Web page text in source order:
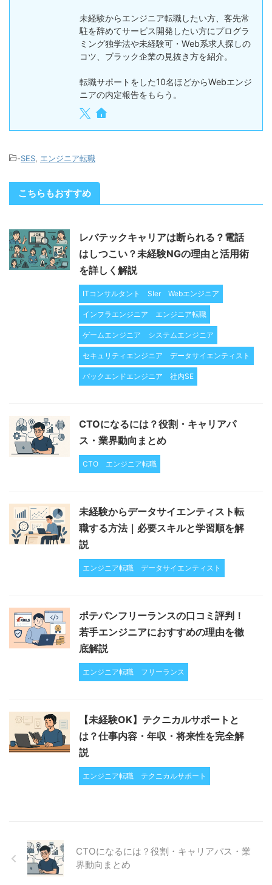
未経験からエンジニア転職したい方、客先常
駐を辞めてサービス開発したい方にプログラ
ミング独学法や未経験可・Web系求人探しの
コツ、ブラック企業の見抜き方を紹介。
転職サポートをした10名ほどからWebエンジ
ニアの内定報告をもらう。
-SES, エンジニア転職
こちらもおすすめ
レバテックキャリアは断られる？電話
はしつこい？未経験NGの理由と活用術
を詳しく解説
ITコンサルタント SIer Webエンジニア
インフラエンジニア エンジニア転職
ゲームエンジニア システムエンジニア
セキュリティエンジニア データサイエンティスト
バックエンドエンジニア 社内SE
CTOになるには？役割・キャリアパ
ス・業界動向まとめ
CTO エンジニア転職
未経験からデータサイエンティスト転
職する方法｜必要スキルと学習順を解
説
エンジニア転職 データサイエンティスト
ポテパンフリーランスの口コミ評判！
若手エンジニアにおすすめの理由を徹
底解説
エンジニア転職 フリーランス
【未経験OK】テクニカルサポートと
は？仕事内容・年収・将来性を完全解
説
エンジニア転職 テクニカルサポート
CTOになるには？役割・キャリアパス・業
界動向まとめ